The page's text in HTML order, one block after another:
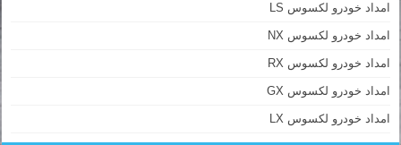
امداد خودرو لکسوس LS
امداد خودرو لکسوس NX
امداد خودرو لکسوس RX
امداد خودرو لکسوس GX
امداد خودرو لکسوس LX